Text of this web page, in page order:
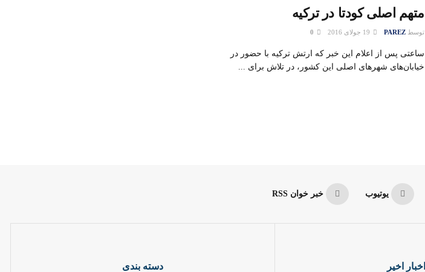
متهم اصلی کودتا در ترکیه
توسط PAREZ
ساعتی پس از اعلام این خبر که ارتش ترکیه با حضور در
خیابان‌های شهرهای اصلی این کشور، در تلاش برای ...
یوتیوب خبر خوان RSS
اخبار اخیر دسته بندی